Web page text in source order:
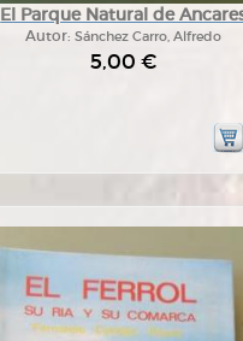
El Parque Natural de
Autor:Sánchez Carro, Alfredo
5,00 €